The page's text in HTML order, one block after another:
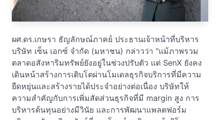
ผศ.ดร.เกษรา ธัญลักษณ์ภาคย์ ประธานเจ้าหน้าที่บริหาร
บริษัท เซ็น เอกซ์ จำกัด (มหาชน) กล่าวว่า "แม้ภาพรวม
ตลาดอสังหาริมทรัพย์ยังอยู่ในช่วงปรับตัว แต่ SenX ยังคง
เดินหน้าสร้างการเติบโตผ่านโมเดลธุรกิจบริการที่มีความ
ยืดหยุ่นและสร้างรายได้ประจำอย่างต่อเนื่อง บริษัทให้
ความสำคัญกับการเพิ่มสัดส่วนธุรกิจที่มี margin สูง การ
บริหารต้นทุนอย่างมีวินัย และการพัฒนาแพลตฟอร์ม